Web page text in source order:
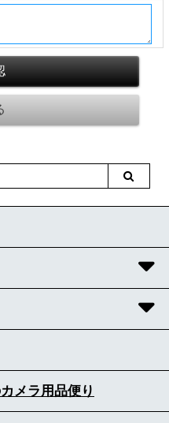
メラ用品便り